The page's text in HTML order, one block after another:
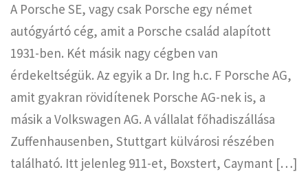
A Porsche SE, vagy csak Porsche egy német
autógyártó cég, amit a Porsche család alapított
1931-ben. Két másik nagy cégben van
érdekeltségük. Az egyik a Dr. Ing h.c. F Porsche AG,
amit gyakran rövidítenek Porsche AG-nek is, a
másik a Volkswagen AG. A vállalat főhadiszállása
Zuffenhausenben, Stuttgart külvárosi részében
található. Itt jelenleg 911-et, Boxstert, Caymant […]